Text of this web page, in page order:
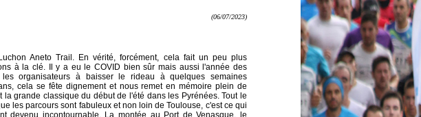
(06/07/2023)
Aneto Trail. En vérité, forcément, cela fait un peu plus
à la clé. Il y a eu le COVID bien sûr mais aussi l'année des
organisateurs à baisser le rideau à quelques semaines
cela se fête dignement et nous remet en mémoire plein de
la grande classique du début de l'été dans les Pyrénées. Tout le
les parcours sont fabuleux et non loin de Toulouse, c'est ce qui
devenu incontournable. La montée au Port de Venasque, le